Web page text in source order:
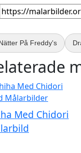
På Freddy's
Med Chidori